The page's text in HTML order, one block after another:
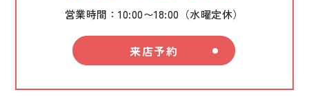
営業時間：10:00〜18:00（水曜定休）
来店予約